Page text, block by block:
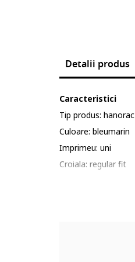
Detalii produs
Caracteristici
Tip produs: hanorac
Culoare: bleumarin
Imprimeu: uni
Croiala: regular fit